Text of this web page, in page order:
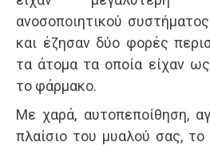
ανοσοποιητικού
και έζησαν δύο φορές
τα άτομα τα οποία είχαν
το φάρμακο.
Με χαρά, αυτοπεποίθηση,
πλαίσιο του μυαλού σας, το